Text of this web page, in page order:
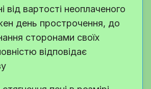
від вартості неоплаченого
день прострочення, до
сторонами своїх
відповідає